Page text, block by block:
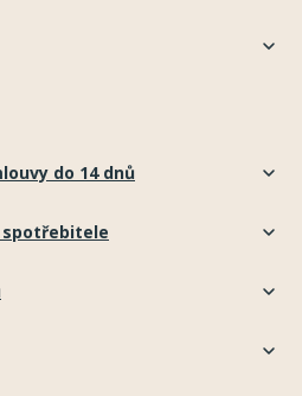
do 14 dnů
spotřebitele